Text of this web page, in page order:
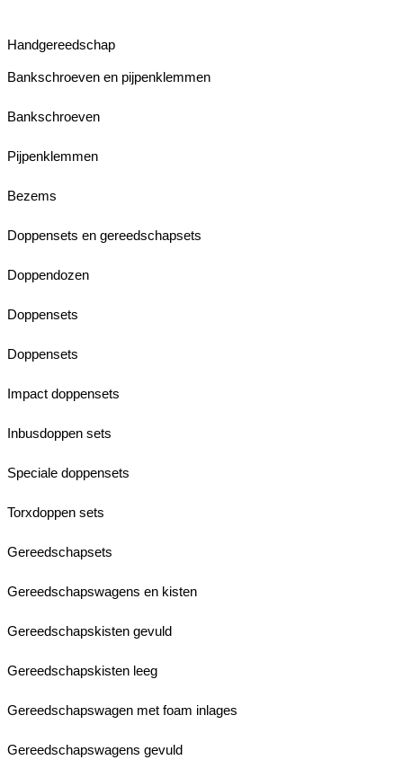
Handgereedschap
Bankschroeven en pijpenklemmen
Bankschroeven
Pijpenklemmen
Bezems
Doppensets en gereedschapsets
Doppendozen
Doppensets
Doppensets
Impact doppensets
Inbusdoppen sets
Speciale doppensets
Torxdoppen sets
Gereedschapsets
Gereedschapswagens en kisten
Gereedschapskisten gevuld
Gereedschapskisten leeg
Gereedschapswagen met foam inlages
Gereedschapswagens gevuld